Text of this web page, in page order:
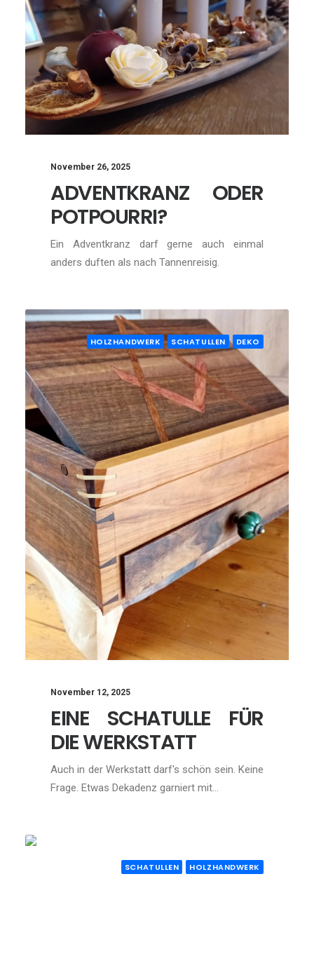
November 26, 2025
ADVENTKRANZ ODER
POTPOURRI?
Ein Adventkranz darf gerne auch einmal
anders duften als nach Tannenreisig.
HOLZHANDWERK SCHATULLEN DEKO
November 12, 2025
EINE SCHATULLE FÜR
DIE WERKSTATT
Auch in der Werkstatt darf's schön sein. Keine
Frage. Etwas Dekadenz garniert mit…
SCHATULLEN HOLZHANDWERK